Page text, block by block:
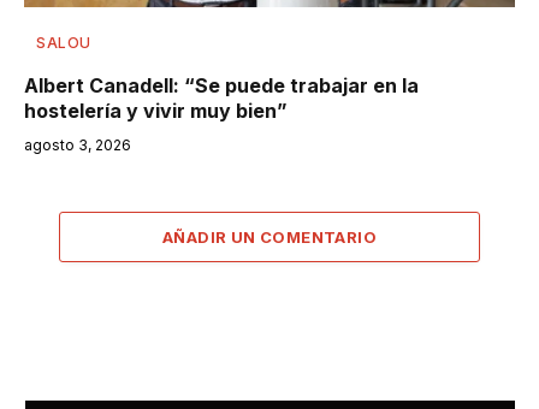
SALOU
Albert Canadell: “Se puede trabajar en la
hostelería y vivir muy bien”
agosto 3, 2026
AÑADIR UN COMENTARIO